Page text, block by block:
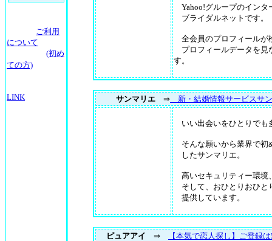
Yahoo!グループのインタ
ブライダルネットです。
全会員のプロフィールが
プロフィールデータを見
す。
サンマリエ ⇒ 新・結婚情報サービスサ
いい出会いをひとりでも
そんな願いから業界で初
したサンマリエ。
高いセキュリティー環境
そして、おひとりおひと
提供しています。
ピュアアイ ⇒ 【本気で恋人探し】ご登録
ご利用
について
(初め
ての方)
LINK